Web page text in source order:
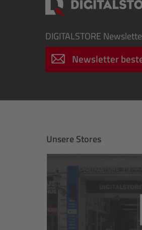
DIGITALSTORE
Newsletter
Unsere Stores